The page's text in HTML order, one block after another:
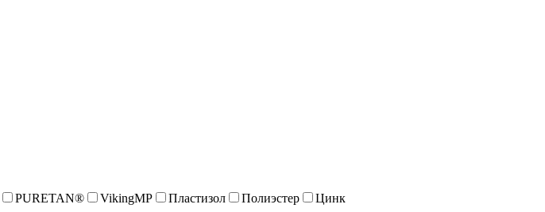
PURETAN® VikingMP Пластизол Полиэстер Цинк